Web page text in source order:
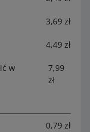
3,69 zł
4,49 zł
w
7,99
zł
0,79 zł